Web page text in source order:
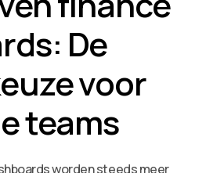
De
voor
teams
worden steeds meer